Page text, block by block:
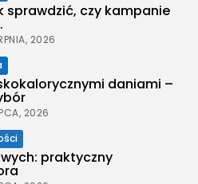
prawa zastrzeżone.
na stronie chronione są
autorskim.
sprawdzić, czy kampanie
2026
daniami –
2026
praktyczny